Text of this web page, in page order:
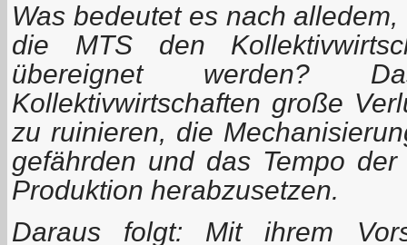
Was bedeutet es nach
die MTS den
übereignet werden?
Kollektivwirtschaften große
zu ruinieren, die
gefährden und das Tempo der
Produktion herabzusetzen.
Daraus folgt: Mit ihrem